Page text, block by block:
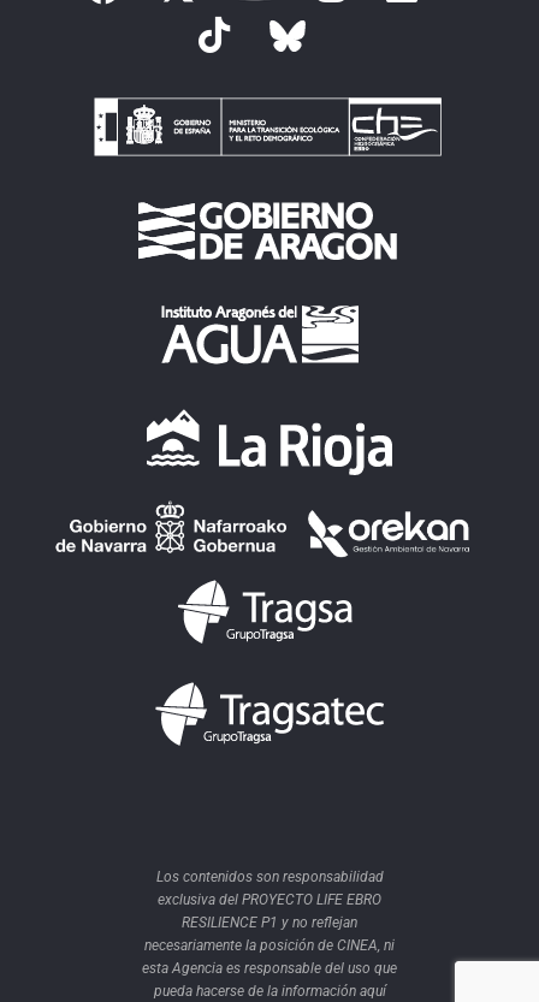
Los contenidos son responsabilidad
exclusiva del PROYECTO LIFE EBRO
RESILIENCE P1 y no reflejan
necesariamente la posición de CINEA, ni
esta Agencia es responsable del uso que
pueda hacerse de la información aquí